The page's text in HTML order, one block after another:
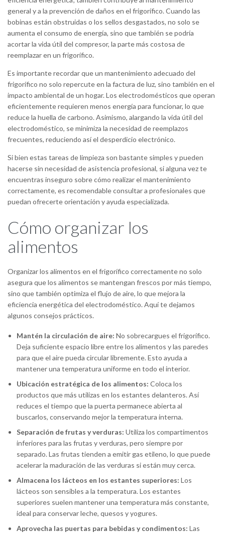
general y a la prevención de daños en el frigorífico. Cuando las
bobinas están obstruidas o los sellos desgastados, no solo se
aumenta el consumo de energía, sino que también se podría
acortar la vida útil del compresor, la parte más costosa de
reemplazar en un frigorífico.
Es importante recordar que un mantenimiento adecuado del
frigorífico no solo repercute en la factura de luz, sino también en el
impacto ambiental de un hogar. Los electrodomésticos que operan
eficientemente requieren menos energía para funcionar, lo que
reduce la huella de carbono. Asimismo, alargando la vida útil del
electrodoméstico, se minimiza la necesidad de reemplazos
frecuentes, reduciendo así el desperdicio electrónico.
Si bien estas tareas de limpieza son bastante simples y pueden
hacerse sin necesidad de asistencia profesional, si alguna vez te
encuentras inseguro sobre cómo realizar el mantenimiento
correctamente, es recomendable consultar a profesionales que
puedan ofrecerte orientación y ayuda especializada.
Cómo organizar los
alimentos
Organizar los alimentos en el frigorífico correctamente no solo
asegura que los alimentos se mantengan frescos por más tiempo,
sino que también optimiza el flujo de aire, lo que mejora la
eficiencia energética del electrodoméstico. Aquí te dejamos
algunos consejos prácticos.
Mantén la circulación de aire: No sobrecargues el frigorífico.
Deja suficiente espacio libre entre los alimentos y las paredes
para que el aire pueda circular libremente. Esto ayuda a
mantener una temperatura uniforme en todo el interior.
Ubicación estratégica de los alimentos: Coloca los
productos que más utilizas en los estantes delanteros. Así
reduces el tiempo que la puerta permanece abierta al
buscarlos, conservando mejor la temperatura interna.
Separación de frutas y verduras: Utiliza los compartimentos
inferiores para las frutas y verduras, pero siempre por
separado. Las frutas tienden a emitir gas etileno, lo que puede
acelerar la maduración de las verduras si están muy cerca.
Almacena los lácteos en los estantes superiores: Los
lácteos son sensibles a la temperatura. Los estantes
superiores suelen mantener una temperatura más constante,
ideal para conservar leche, quesos y yogures.
Aprovecha las puertas para bebidas y condimentos: Las